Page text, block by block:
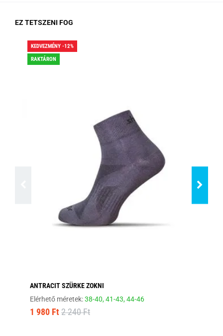
EZ TETSZENI FOG
KEDVEZMÉNY -12%
RAKTÁRON
ANTRACIT SZÜRKE ZOKNI
Elérhető méretek:38-40,41-43,44-46
1 980 Ft 2 240 Ft